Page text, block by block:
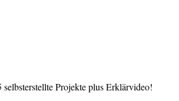
Projekte plus Erklärvideo!